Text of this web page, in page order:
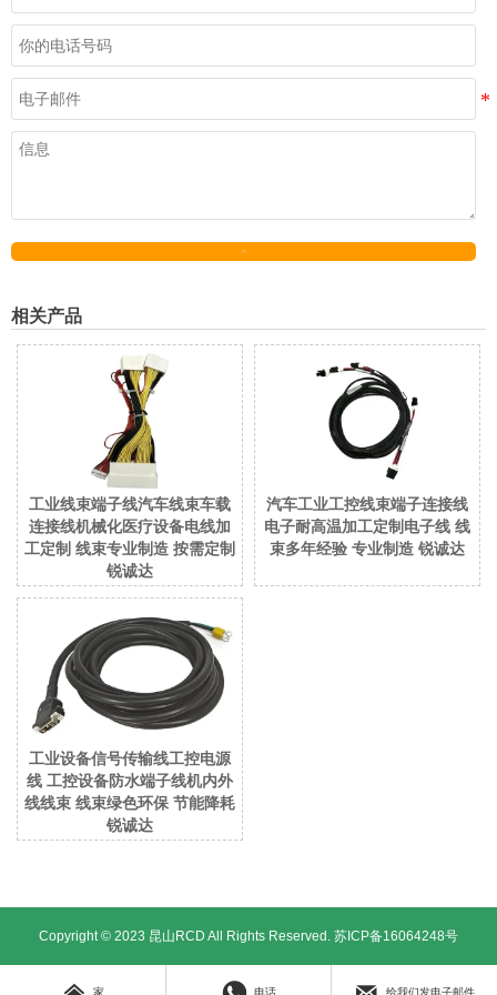
相关产品
工业线束端子线汽车线束车载
连接线机械化医疗设备电线加
工定制 线束专业制造 按需定制
锐诚达
汽车工业工控线束端子连接线
电子耐高温加工定制电子线 线
束多年经验 专业制造 锐诚达
工业设备信号传输线工控电源
线 工控设备防水端子线机内外
线线束 线束绿色环保 节能降耗
锐诚达
Copyright © 2023 昆山RCD All Rights Reserved. 苏ICP备16064248号
家 电话 给我们发电子邮件